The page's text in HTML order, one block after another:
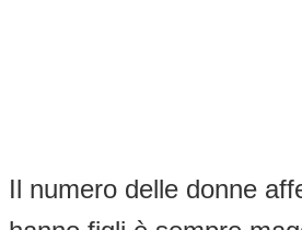
Il numero delle donne